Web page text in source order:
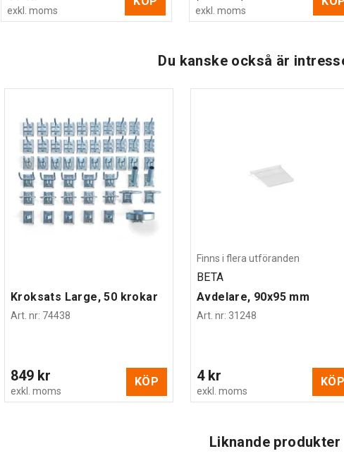
exkl. moms
exkl. moms
Du kanske också är
Kroksats Large, 50 krokar
Art. nr: 74438
849 kr
exkl. moms
KÖP
Finns i flera utföranden
BETA
Avdelare, 90x95 mm
Art. nr: 31248
4 kr
exkl. moms
KÖP
Liknande produkter